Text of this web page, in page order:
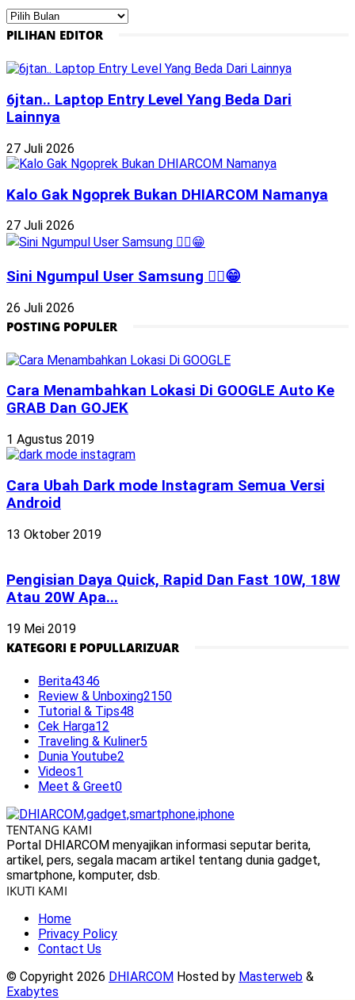
Arsip
PILIHAN EDITOR
6jtan.. Laptop Entry Level Yang Beda Dari
Lainnya
27 Juli 2026
Kalo Gak Ngoprek Bukan DHIARCOM Namanya
27 Juli 2026
Sini Ngumpul User Samsung ☝🏻😁
26 Juli 2026
POSTING POPULER
Cara Menambahkan Lokasi Di GOOGLE Auto Ke
GRAB Dan GOJEK
1 Agustus 2019
Cara Ubah Dark mode Instagram Semua Versi
Android
13 Oktober 2019
Pengisian Daya Quick, Rapid Dan Fast 10W, 18W
Atau 20W Apa...
19 Mei 2019
KATEGORI E POPULLARIZUAR
Berita4346
Review & Unboxing2150
Tutorial & Tips48
Cek Harga12
Traveling & Kuliner5
Dunia Youtube2
Videos1
Meet & Greet0
TENTANG KAMI
Portal DHIARCOM menyajikan informasi seputar berita,
artikel, pers, segala macam artikel tentang dunia gadget,
smartphone, komputer, dsb.
IKUTI KAMI
Home
Privacy Policy
Contact Us
© Copyright 2026 DHIARCOM Hosted by Masterweb &
Exabytes